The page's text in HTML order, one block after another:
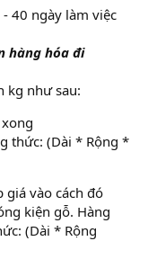
40 ngày làm việc
hàng hóa đi
kg như sau:
thức: (Dài * Rộng *
giá vào cách đó
kiện gỗ. Hàng
(Dài * Rộng